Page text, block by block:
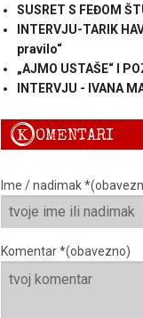
SUSRET S FEĐOM
INTERVJU-TARIK
pravilo“
„AJMO USTAŠE“ I
INTERVJU - IVANA
KOMENTARI
Ime / nadimak
Komentar *(obavezno)